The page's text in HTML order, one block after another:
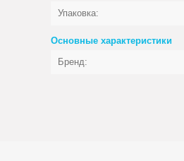
Упаковка:
Основные характеристики
Бренд: